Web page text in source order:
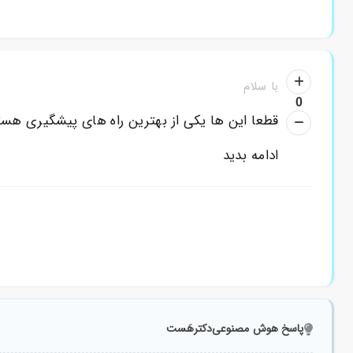
0
با سلام
قطعا این ها یکی از بهترین راه های پیشگیری
ادامه بدید
پاسخ هوش مصنوعیدکترهَست